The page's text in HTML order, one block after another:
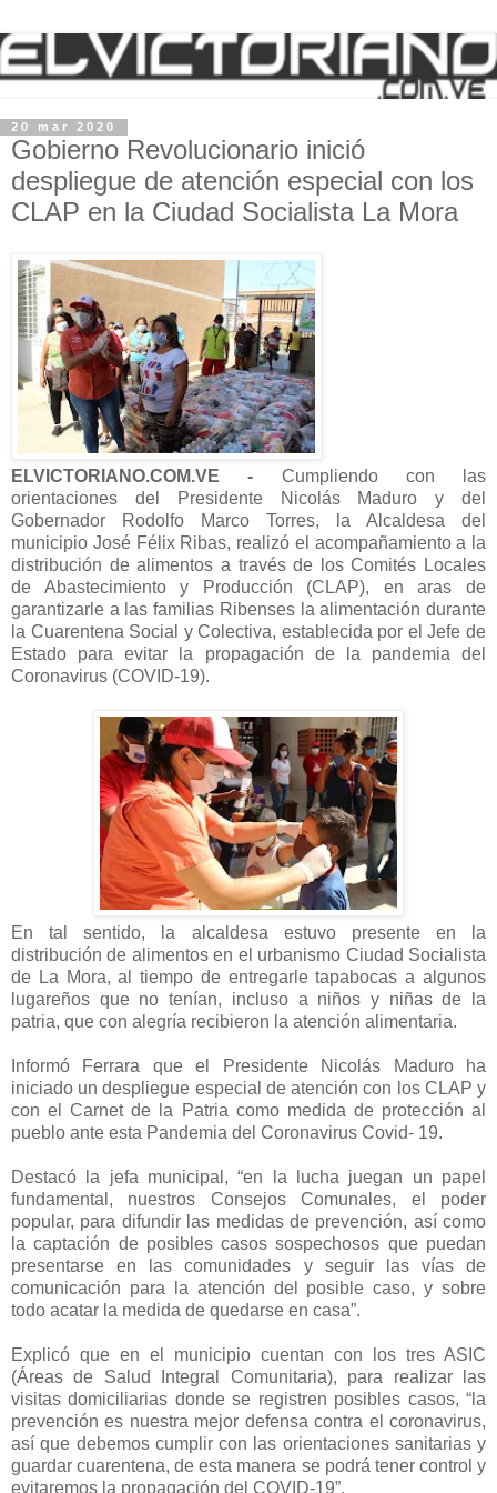
20 mar 2020
Gobierno Revolucionario inició
despliegue de atención especial con los
CLAP en la Ciudad Socialista La Mora
ELVICTORIANO.COM.VE - Cumpliendo con las
orientaciones del Presidente Nicolás Maduro y del
Gobernador Rodolfo Marco Torres, la Alcaldesa del
municipio José Félix Ribas, realizó el acompañamiento a la
distribución de alimentos a través de los Comités Locales
de Abastecimiento y Producción (CLAP), en aras de
garantizarle a las familias Ribenses la alimentación durante
la Cuarentena Social y Colectiva, establecida por el Jefe de
Estado para evitar la propagación de la pandemia del
Coronavirus (COVID-19).
En tal sentido, la alcaldesa estuvo presente en la
distribución de alimentos en el urbanismo Ciudad Socialista
de La Mora, al tiempo de entregarle tapabocas a algunos
lugareños que no tenían, incluso a niños y niñas de la
patria, que con alegría recibieron la atención alimentaria.
Informó Ferrara que el Presidente Nicolás Maduro ha
iniciado un despliegue especial de atención con los CLAP y
con el Carnet de la Patria como medida de protección al
pueblo ante esta Pandemia del Coronavirus Covid- 19.
Destacó la jefa municipal, “en la lucha juegan un papel
fundamental, nuestros Consejos Comunales, el poder
popular, para difundir las medidas de prevención, así como
la captación de posibles casos sospechosos que puedan
presentarse en las comunidades y seguir las vías de
comunicación para la atención del posible caso, y sobre
todo acatar la medida de quedarse en casa”.
Explicó que en el municipio cuentan con los tres ASIC
(Áreas de Salud Integral Comunitaria), para realizar las
visitas domiciliarias donde se registren posibles casos, “la
prevención es nuestra mejor defensa contra el coronavirus,
así que debemos cumplir con las orientaciones sanitarias y
guardar cuarentena, de esta manera se podrá tener control y
evitaremos la propagación del COVID-19”.